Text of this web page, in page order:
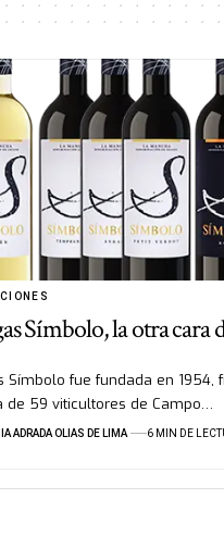
Símbolo, la otra cara
Símbolo fue fundada en 1954,
de 59 viticultores de Campo…
ADRADA OLIAS DE LIMA 6 MIN DE